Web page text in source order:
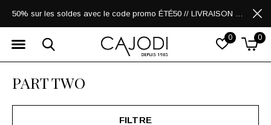
0 0
50% sur les soldes avec le code promo ÉTÉ50 // LIVRAISON GRATUITE POUR LES ACHATS DE 250$ ET PLUS
PART TWO
FILTRE